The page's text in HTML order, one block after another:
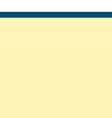
page page